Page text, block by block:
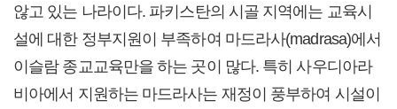
않고 있는 나라이다. 파키스탄의 시골 지역에는 교육시
설에 대한 정부지원이 부족하여 마드라사(madrasa)에서
이슬람 종교교육만을 하는 곳이 많다. 특히 사우디아라
비아에서 지원하는 마드라사는 재정이 풍부하여 시설이